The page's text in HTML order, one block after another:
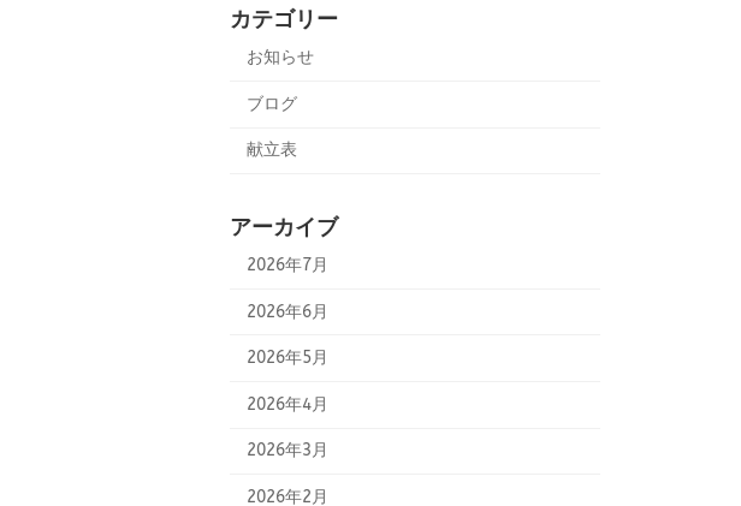
カテゴリー
お知らせ
ブログ
献立表
アーカイブ
2026年7月
2026年6月
2026年5月
2026年4月
2026年3月
2026年2月